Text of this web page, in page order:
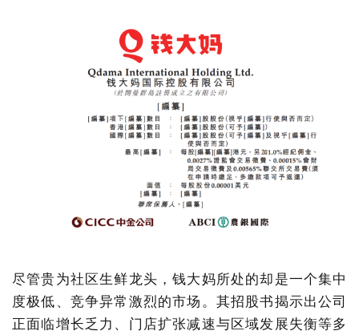
尽管贵为社区生鲜龙头，钱大妈所处的却是一个集中
度极低、竞争异常激烈的市场。其招股书揭示出公司
正面临增长乏力、门店扩张减速与区域发展失衡等多